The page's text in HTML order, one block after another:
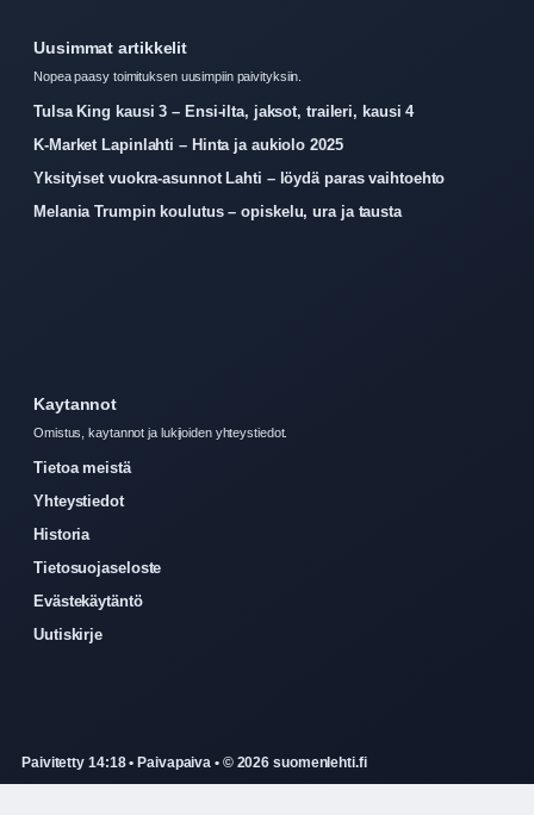
Uusimmat artikkelit
Nopea paasy toimituksen uusimpiin paivityksiin.
Tulsa King kausi 3 – Ensi-ilta, jaksot, traileri, kausi 4
K-Market Lapinlahti – Hinta ja aukiolo 2025
Yksityiset vuokra-asunnot Lahti – löydä paras vaihtoehto
Melania Trumpin koulutus – opiskelu, ura ja tausta
Kaytannot
Omistus, kaytannot ja lukijoiden yhteystiedot.
Tietoa meistä
Yhteystiedot
Historia
Tietosuojaseloste
Evästekäytäntö
Uutiskirje
Paivitetty 14:18 • Paivapaiva • © 2026 suomenlehti.fi